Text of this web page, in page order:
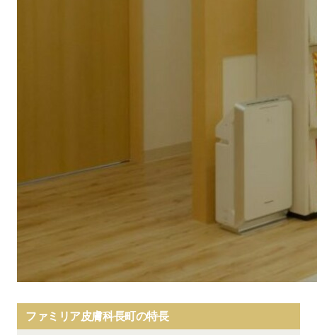
ファミリア皮膚科長町の特長